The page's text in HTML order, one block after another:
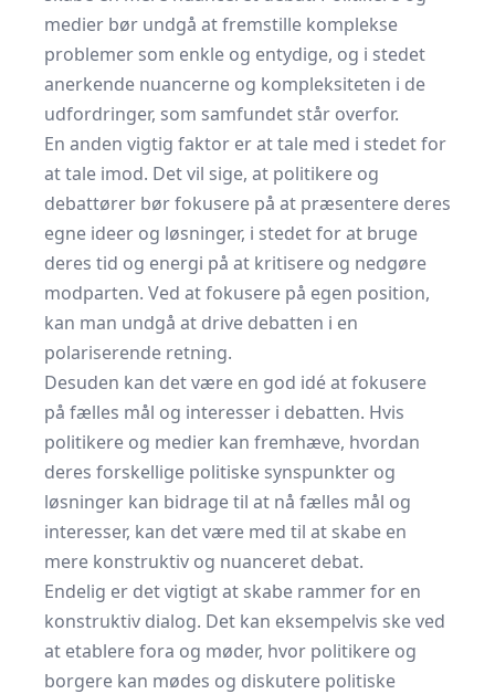
medier bør undgå at fremstille komplekse
problemer som enkle og entydige, og i stedet
anerkende nuancerne og kompleksiteten i de
udfordringer, som samfundet står overfor.
En anden vigtig faktor er at tale med i stedet for
at tale imod. Det vil sige, at politikere og
debattører bør fokusere på at præsentere deres
egne ideer og løsninger, i stedet for at bruge
deres tid og energi på at kritisere og nedgøre
modparten. Ved at fokusere på egen position,
kan man undgå at drive debatten i en
polariserende retning.
Desuden kan det være en god idé at fokusere
på fælles mål og interesser i debatten. Hvis
politikere og medier kan fremhæve, hvordan
deres forskellige politiske synspunkter og
løsninger kan bidrage til at nå fælles mål og
interesser, kan det være med til at skabe en
mere konstruktiv og nuanceret debat.
Endelig er det vigtigt at skabe rammer for en
konstruktiv dialog. Det kan eksempelvis ske ved
at etablere fora og møder, hvor politikere og
borgere kan mødes og diskutere politiske